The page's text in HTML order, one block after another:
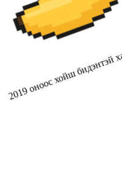
2019 оноос хойш